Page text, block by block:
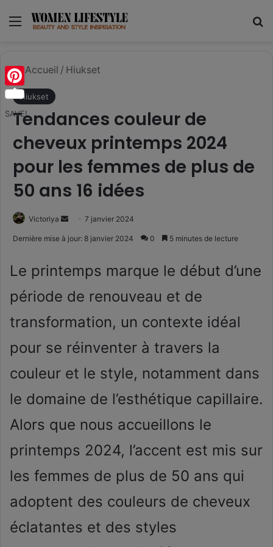
Menu
Accueil / Hiukset
Hiukset
Tendances couleur de
cheveux printemps 2024
pour les femmes de plus de
50 ans 16 idées
Victoriya
Envoyer7 janvier 2024
Dernière mise à jour: 8 janvier 2024 0 5 minutes de lecture
Le printemps marque le début d’une
période de renouveau et de
transformation, un contexte idéal
pour se réinventer à travers la
couleur et le style, notamment dans
le domaine de l’esthétique capillaire.
Alors que nous accueillons le
printemps 2024, l’accent est mis sur
les femmes de plus de 50 ans qui
adoptent des couleurs de cheveux
éclatantes et des styles
Pinterest
SAVE!